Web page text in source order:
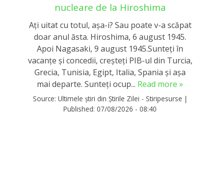
nucleare de la Hiroshima
Ați uitat cu totul, așa-i? Sau poate v-a scăpat
doar anul ăsta. Hiroshima, 6 august 1945.
Apoi Nagasaki, 9 august 1945.Sunteți în
vacanțe și concedii, creșteți PIB-ul din Turcia,
Grecia, Tunisia, Egipt, Italia, Spania și așa
mai departe. Sunteți ocup... Read more »
Source: Ultimele știri din Știrile Zilei - Stiripesurse |
Published: 07/08/2026 - 08:40